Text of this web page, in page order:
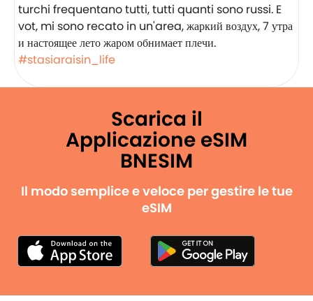
turchi frequentano tutti, tutti quanti sono russi. E
vot, mi sono recato in un'area, жаркий воздух, 7 утра
и настоящее лето жаром обнимает плечи.
#stasiaraisin_life
Scarica il
Applicazione eSIM
BNESIM
Il modo semplice e veloce per gestire le tue
eSIM